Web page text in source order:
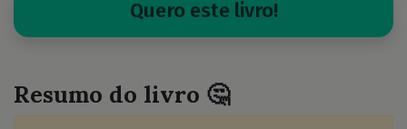
Quero este livro!
Resumo do livro 🤔